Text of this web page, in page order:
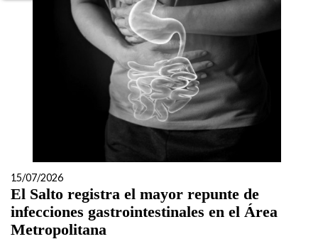
15/07/2026
El Salto registra el mayor repunte de
infecciones gastrointestinales en el Área
Metropolitana